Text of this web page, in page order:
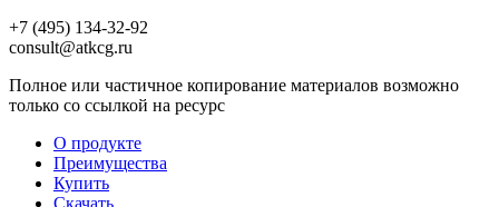
+7 (495) 134-32-92
consult@atkcg.ru
Полное или частичное копирование материалов возможно
только со ссылкой на ресурс
О продукте
Преимущества
Купить
Скачать